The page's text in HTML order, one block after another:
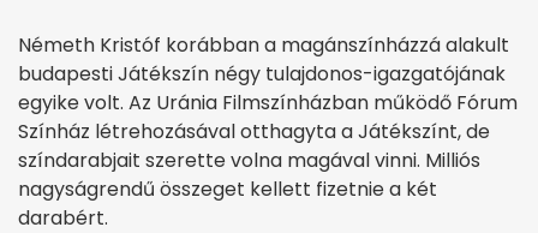
Németh Kristóf korábban a magánszínházzá alakult
budapesti Játékszín négy tulajdonos-igazgatójának
egyike volt. Az Uránia Filmszínházban működő Fó­rum
Színház létrehozásával otthagyta a Játékszínt, de
színdarabjait szerette volna magával vinni. Milliós
nagyságrendű összeget kellett fizetnie a két
darabért.